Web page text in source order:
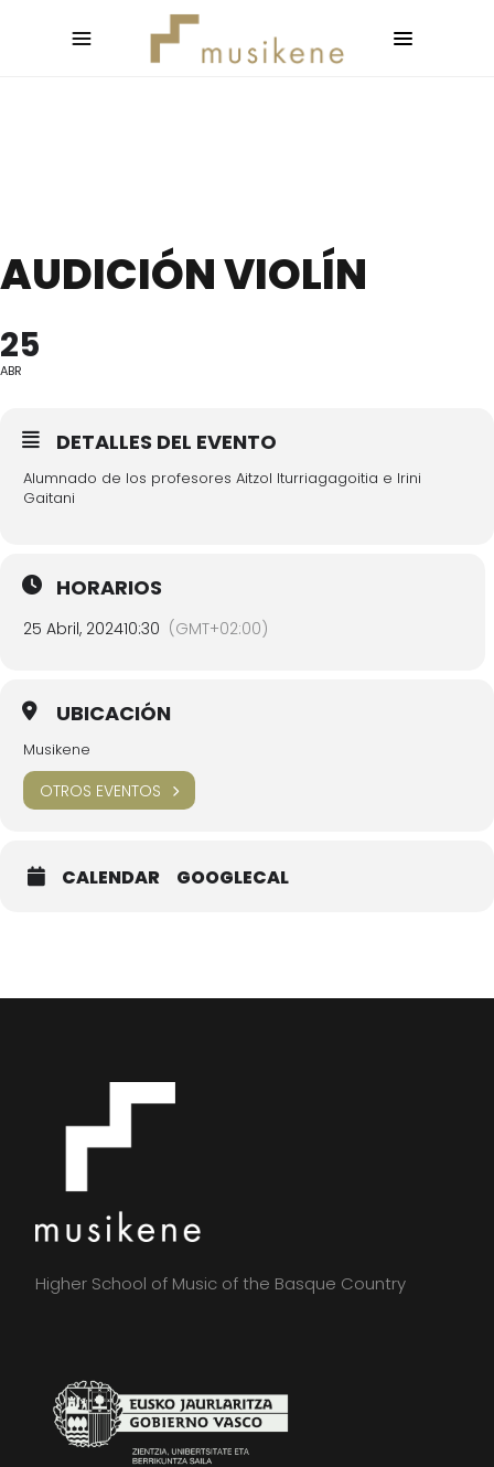
AUDICIÓN VIOLÍN
25
ABR
DETALLES DEL EVENTO
Alumnado de los profesores Aitzol Iturriagagoitia e Irini
Gaitani
HORARIOS
25 Abril, 202410:30 (GMT+02:00)
UBICACIÓN
Musikene
OTROS EVENTOS
CALENDAR GOOGLECAL
Higher School of Music of the Basque Country